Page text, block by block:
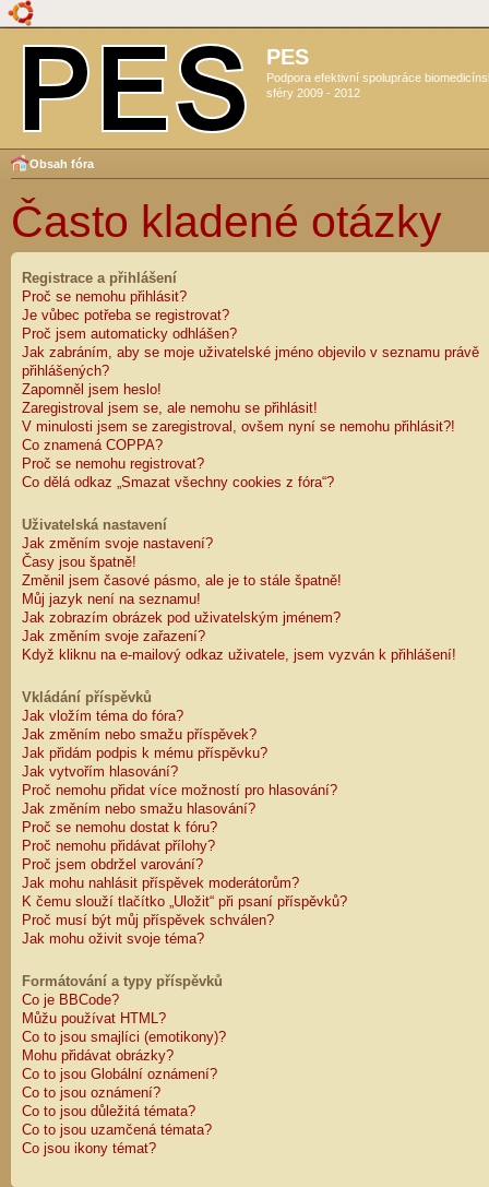
PES
Podpora efektivní spolupráce
sféry 2009 - 2012
Obsah fóra
Často kladené otázky
Registrace a přihlášení
Proč se nemohu přihlásit?
Je vůbec potřeba se registrovat?
Proč jsem automaticky odhlášen?
Jak zabráním, aby se moje uživatelské jméno objevilo v seznamu právě
přihlášených?
Zapomněl jsem heslo!
Zaregistroval jsem se, ale nemohu se přihlásit!
V minulosti jsem se zaregistroval, ovšem nyní se nemohu přihlásit?!
Co znamená COPPA?
Proč se nemohu registrovat?
Co dělá odkaz „Smazat všechny cookies z fóra“?
Uživatelská nastavení
Jak změním svoje nastavení?
Časy jsou špatně!
Změnil jsem časové pásmo, ale je to stále špatně!
Můj jazyk není na seznamu!
Jak zobrazím obrázek pod uživatelským jménem?
Jak změním svoje zařazení?
Když kliknu na e-mailový odkaz uživatele, jsem vyzván k přihlášení!
Vkládání příspěvků
Jak vložím téma do fóra?
Jak změním nebo smažu příspěvek?
Jak přidám podpis k mému příspěvku?
Jak vytvořím hlasování?
Proč nemohu přidat více možností pro hlasování?
Jak změním nebo smažu hlasování?
Proč se nemohu dostat k fóru?
Proč nemohu přidávat přílohy?
Proč jsem obdržel varování?
Jak mohu nahlásit příspěvek moderátorům?
K čemu slouží tlačítko „Uložit“ při psaní příspěvků?
Proč musí být můj příspěvek schválen?
Jak mohu oživit svoje téma?
Formátování a typy příspěvků
Co je BBCode?
Můžu používat HTML?
Co to jsou smajlíci (emotikony)?
Mohu přidávat obrázky?
Co to jsou Globální oznámení?
Co to jsou oznámení?
Co to jsou důležitá témata?
Co to jsou uzamčená témata?
Co jsou ikony témat?